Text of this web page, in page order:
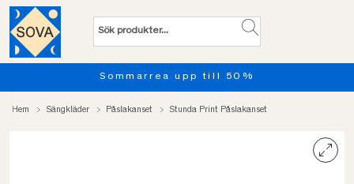
Sommarrea upp till 50%
Hem Sängkläder Påslakanset Stunda Print Påslakanset